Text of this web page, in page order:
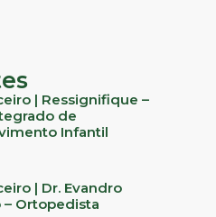
| Ressignifique –
de
Infantil
| Dr. Evandro
– Ortopedista